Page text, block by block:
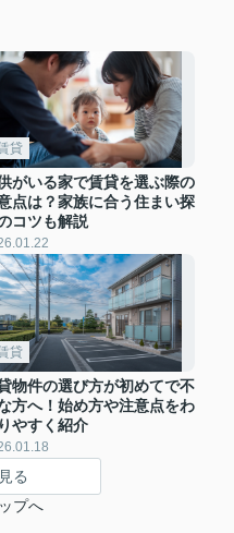
貸
がいる家で賃貸を選ぶ際の
点は？家族に合う住まい探
コツも解説
貸
物件の選び方が初めてで不
方へ！始め方や注意点をわ
やすく紹介
る
プへ